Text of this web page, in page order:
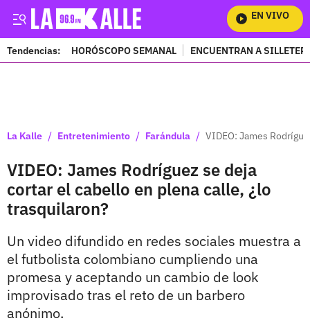
EN VIVO
Tendencias: HORÓSCOPO SEMANAL ENCUENTRAN A
La Kalle / Entretenimiento / Farándula / VIDEO: James
VIDEO: James Rodríguez se deja
cortar el cabello en plena calle, ¿lo
trasquilaron?
Un video difundido en redes sociales muestra a
el futbolista colombiano cumpliendo una
promesa y aceptando un cambio de look
improvisado tras el reto de un barbero
anónimo.